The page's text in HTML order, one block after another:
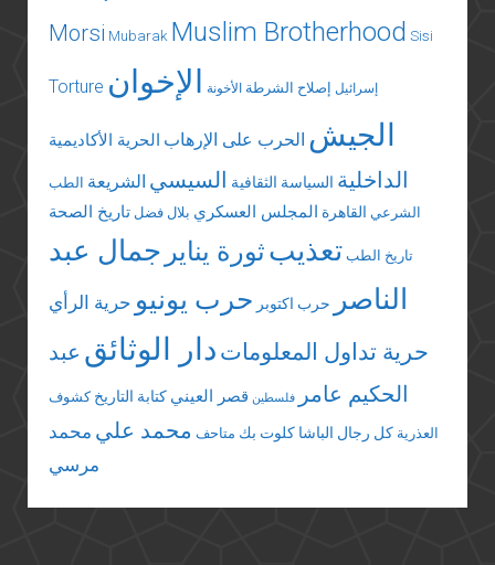
Morsi Mubarak Muslim Brotherhood Sisi
Torture إسرائيل إصلاح الشرطة الأخونة الإخوان
الجيش الحرب على الإرهاب الحرية الأكاديمية
الداخلية السياسة الثقافية السيسي الشريعة الطب
الشرعي القاهرة المجلس العسكري بلال فضل تاريخ الصحة
تاريخ الطب تعذيبثورة يناير جمال عبد
الناصر
حرب اكتوبر حرب يونيو حرية الرأي
حرية تداول المعلومات دار الوثائق عبد
الحكيم عامر
فلسطين قصر العيني كتابة التاريخ كشوف
العذرية كل رجال الباشا كلوت بك متاحف محمد علي محمد
مرسي